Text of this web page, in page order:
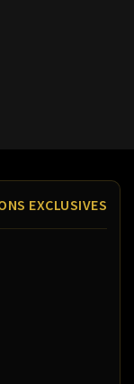
EXCLUSIVES